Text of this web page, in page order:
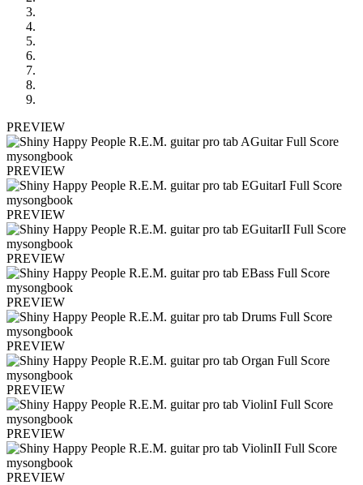
PREVIEW
PREVIEW
PREVIEW
PREVIEW
PREVIEW
PREVIEW
PREVIEW
PREVIEW
PREVIEW